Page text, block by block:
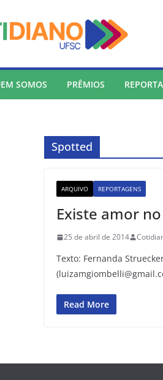
SOMOS PRÊMIOS
Spotted
ARQUIVO REPORTAGENS
Existe amor
25 de abril de 2014
Texto: Fernanda
Read More